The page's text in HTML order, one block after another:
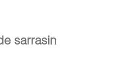
sarrasin